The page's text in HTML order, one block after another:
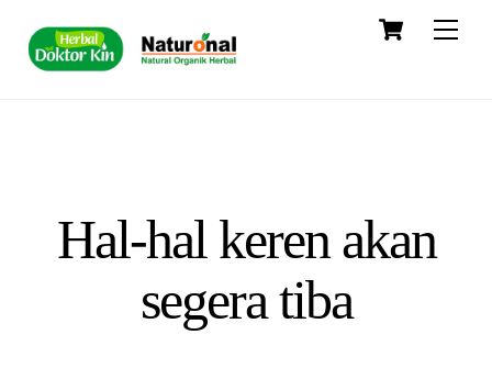
content
Cart
Hal-hal keren akan
segera tiba